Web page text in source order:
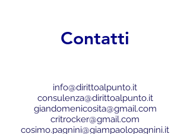
Contatti
info@dirittoalpunto.it
consulenza@dirittoalpunto.it
giandomenicosita@gmail.com
critrocker@gmail.com
cosimo.pagnini@giampaolopagnini.it